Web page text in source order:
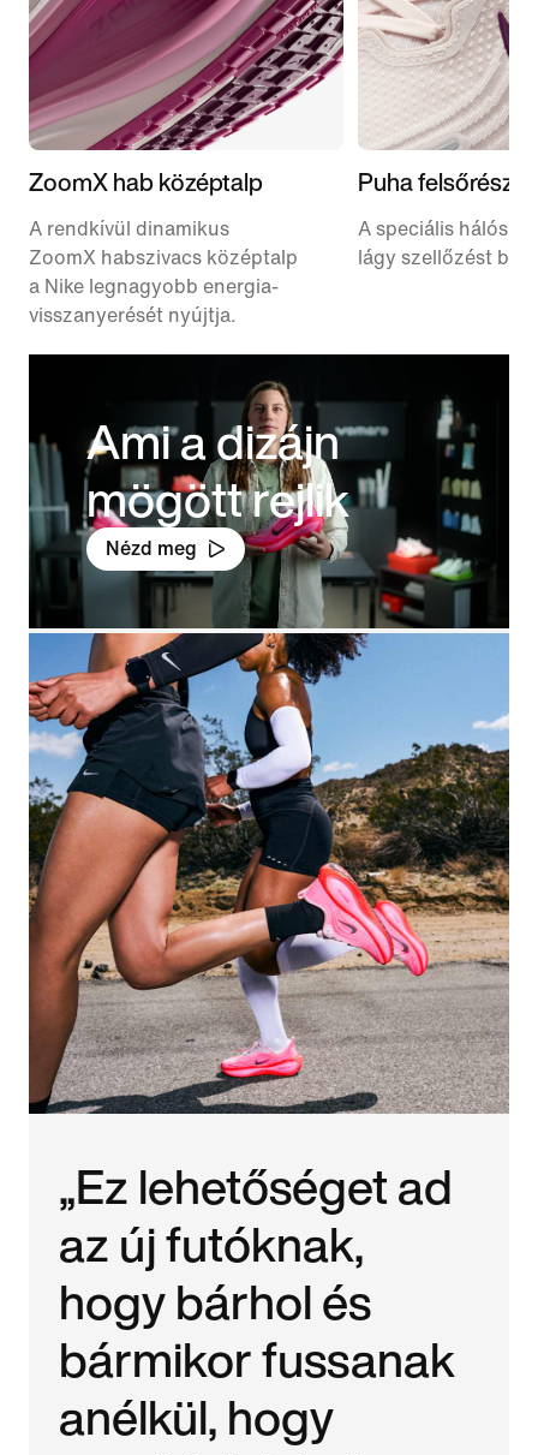
ZoomX hab középtalp
A rendkívül dinamikus
ZoomX habszivacs középtalp
a Nike legnagyobb energia-
visszanyerését nyújtja.
Puha felsőrész
A speciális hálós
lágy szellőzést
Ami a dizájn
mögött rejlik
Nézd meg
„Ez lehetőséget ad
az új futóknak,
hogy bárhol és
bármikor fussanak
anélkül, hogy